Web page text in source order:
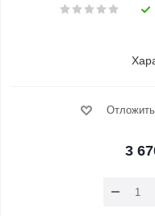
Отложить
3